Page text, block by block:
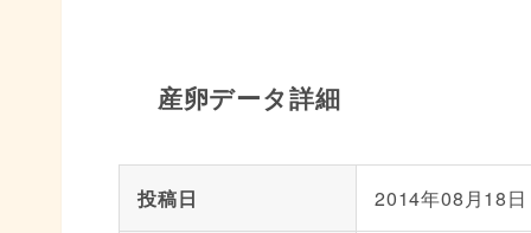
産卵データ詳細
投稿日 2014年08月18日